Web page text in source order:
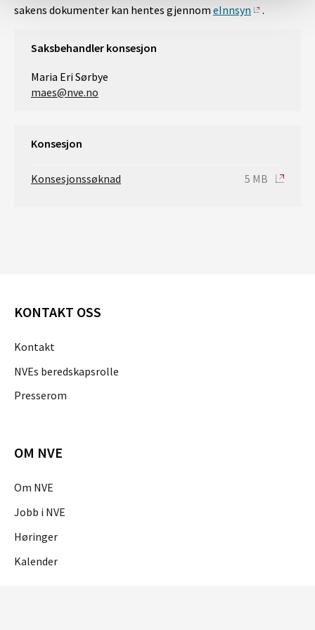
sakens dokumenter kan hentes gjennom eInnsyn .
Saksbehandler konsesjon
Maria Eri Sørbye
maes@nve.no
Konsesjon
Konsesjonssøknad 5 MB
KONTAKT OSS
Kontakt
NVEs beredskapsrolle
Presserom
OM NVE
Om NVE
Jobb i NVE
Høringer
Kalender